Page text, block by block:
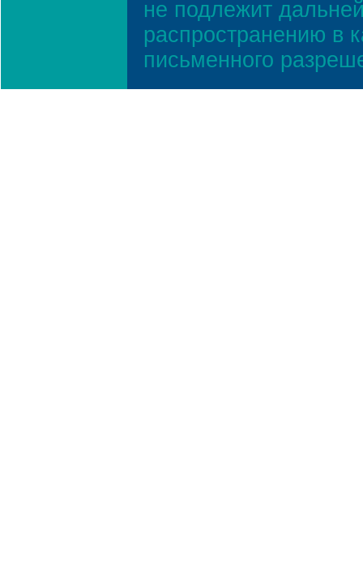
не подлежит
распространению в
письменного